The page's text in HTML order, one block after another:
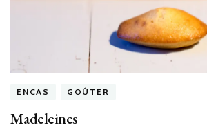
ENCAS GOÛTER
Madeleines